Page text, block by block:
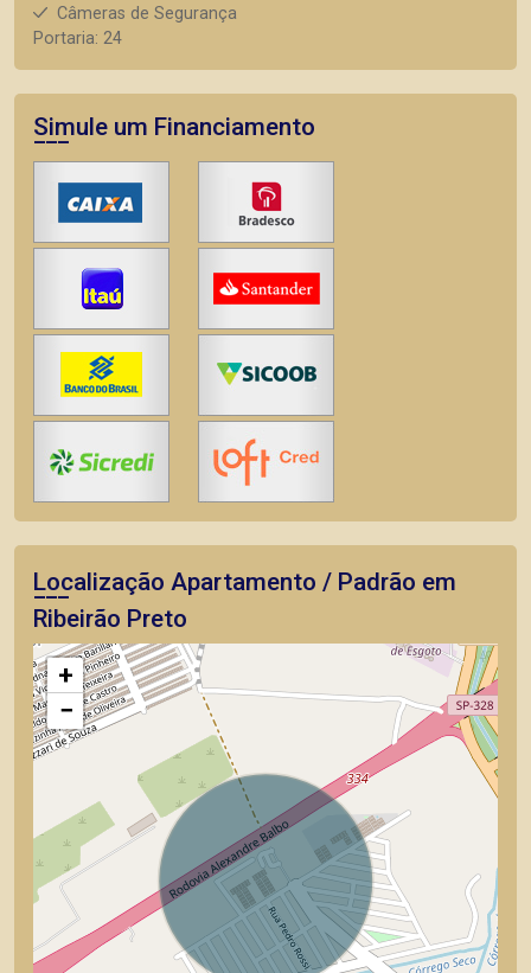
Câmeras de Segurança
Portaria: 24
Simule um Financiamento
Localização Apartamento / Padrão em
Ribeirão Preto
+
−